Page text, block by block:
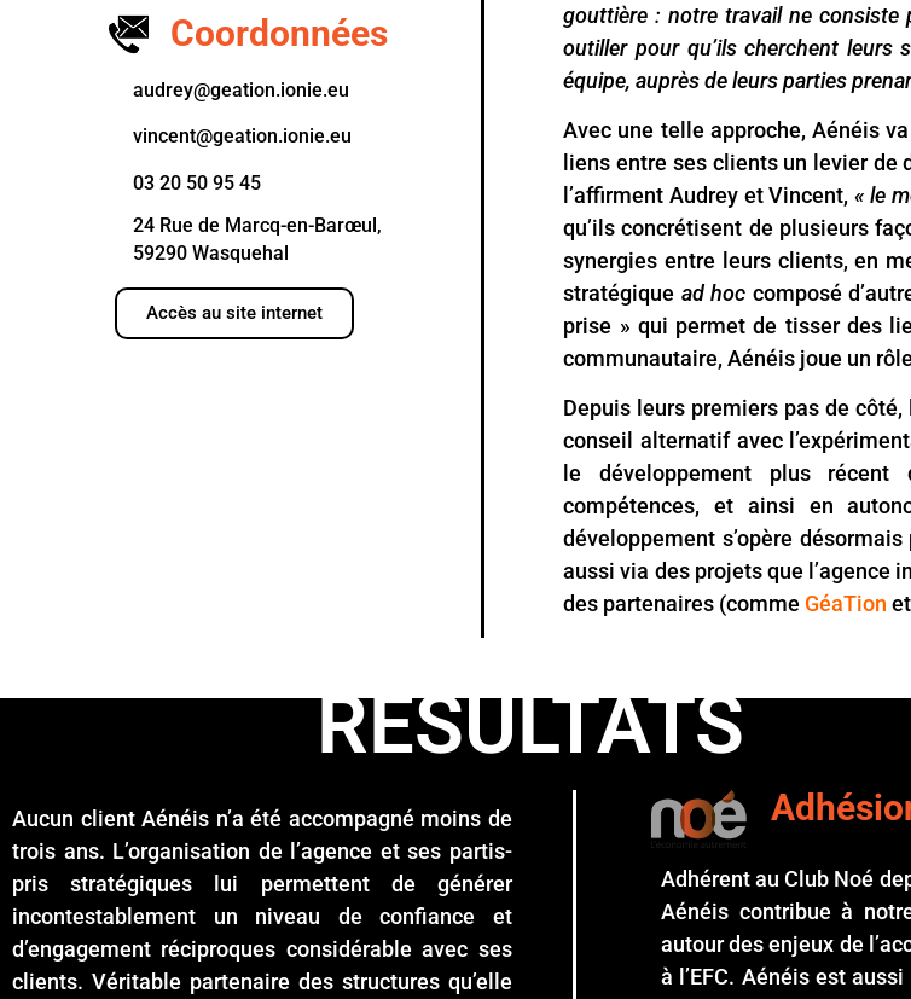
Coordonnées
audrey@geation.ionie.eu
vincent@geation.ionie.eu
03 20 50 95 45
24 Rue de Marcq-en-Barœul,
59290 Wasquehal
Accès au site internet
gouttière : notre travail ne consiste
outiller pour qu’ils cherchent
équipe, auprès de leurs parties
Avec une telle approche, Aénéis
liens entre ses clients un levier de
l’affirment Audrey et Vincent, « le
qu’ils concrétisent de plusieurs
synergies entre leurs clients, en
stratégique ad hoc composé
prise » qui permet de tisser des
communautaire, Aénéis joue un
Depuis leurs premiers pas de côté,
conseil alternatif avec
le développement plus récent
compétences, et ainsi en
développement s’opère
aussi via des projets que l’agence
des partenaires (comme GéaTion et
RÉSULTATS
Aucun client Aénéis n’a été accompagné moins de
trois ans. L’organisation de l’agence et ses partis-
pris stratégiques lui permettent de générer
incontestablement un niveau de confiance et
d’engagement réciproques considérable avec ses
clients. Véritable partenaire des structures qu’elle
Adhérent au Club Noé
Aénéis contribue à
autour des enjeux de
à l’EFC. Aénéis est